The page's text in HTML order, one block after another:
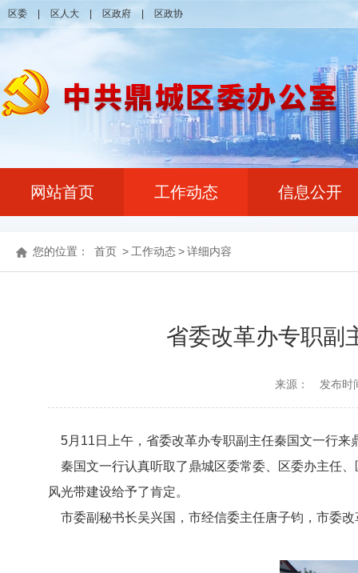
区委 区人大 区政府 区政协
网站首页 工作动态 信息公开
您的位置： 首页 > 工作动态>详细内容
省委改革办专职副
来源： 发布时
5月 11 日上午，省委改革办专职副主任秦国文一行来
秦国文一行认真听取了鼎城区委常委、区委办主任
风光带建设给予了肯定。
市委副秘书长吴兴国，市经信委主任唐子钧，市委